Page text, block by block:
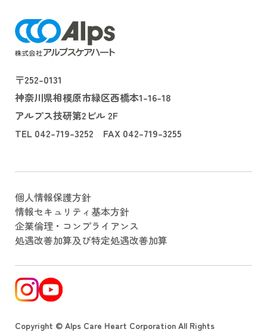
〒252-0131
神奈川県相模原市緑区西橋本1-16-18
アルプス技研第2ビル 2F
TEL 042-719-3252 FAX 042-719-3255
個人情報保護方針
情報セキュリティ基本方針
企業倫理・コンプライアンス
処遇改善加算及び特定処遇改善加算
Copyright © Alps Care Heart Corporation All Rights